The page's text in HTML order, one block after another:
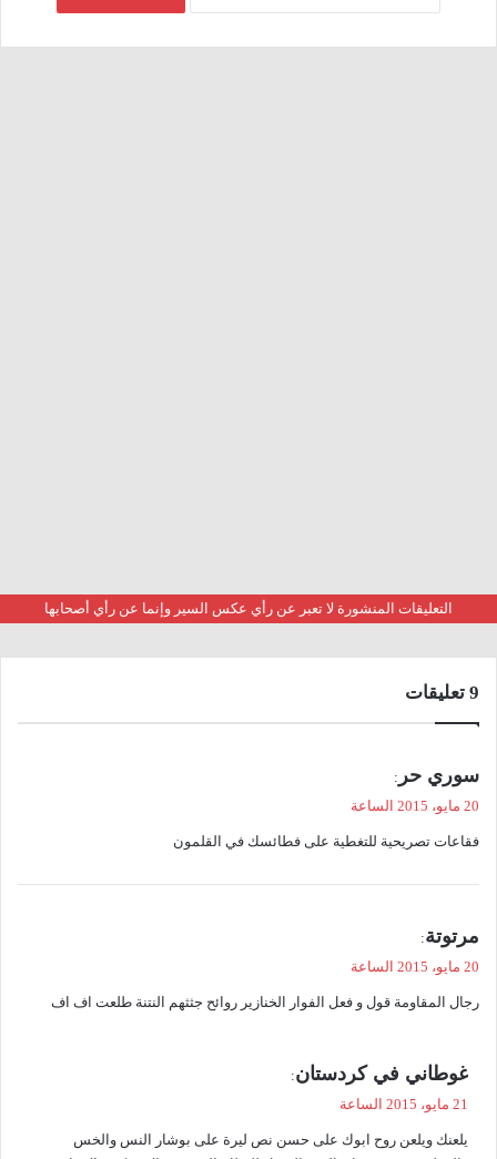
التعليقات المنشورة لا تعبر عن رأي عكس السير وإنما عن رأي أصحابها
‫9 تعليقات
ي
ل
سوري حر :
20 مايو، 2015 الساعة
فقاعات تصريحية للتغطية على فطائسك في القلمون
ل
مرتوتة:
20 مايو، 2015 الساعة
رجال المقاومة قول و فعل الفوار الخنازير روائح جثثهم النتنة طلعت اف اف
ي
ل
غوطاني في كردستان:
21 مايو، 2015 الساعة
يلعنك ويلعن روح ابوك على حسن نص ليرة على بوشار النس والخس